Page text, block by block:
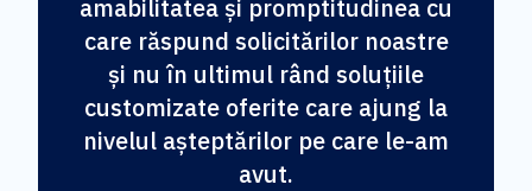
amabilitatea și promptitudinea cu
care răspund solicitărilor noastre
și nu în ultimul rând soluțiile
customizate oferite care ajung la
nivelul așteptărilor pe care le-am
avut.